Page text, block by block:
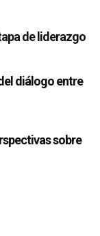
de liderazgo
diálogo entre
sobre